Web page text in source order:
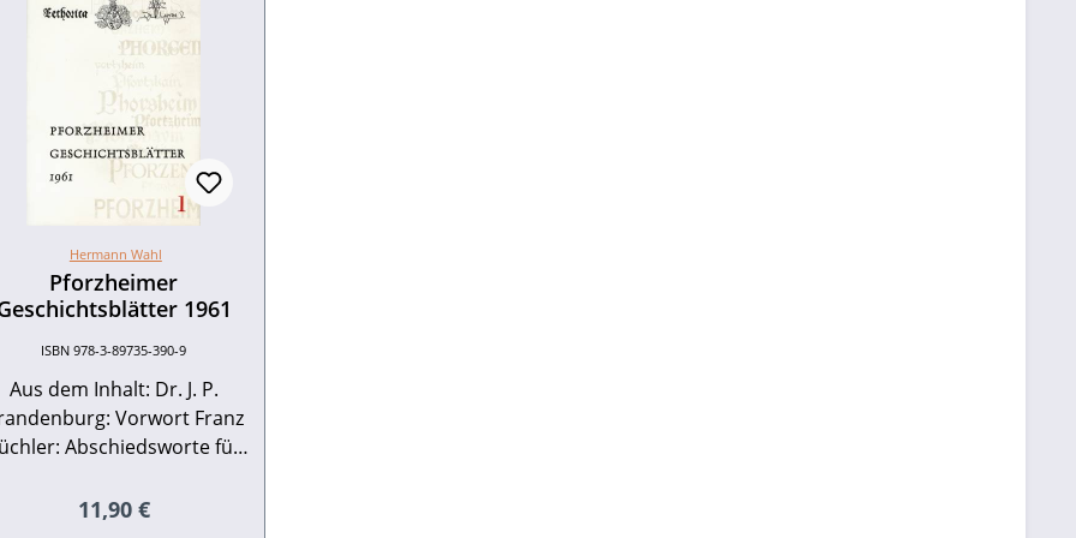
Hermann Wahl
Pforzheimer
1961
ISBN 978-3-89735-390-9
Aus dem Inhalt: Dr. J. P.
Vorwort Franz
Abschiedsworte für
memoriam Alfons Kern
Regulärer Preis:
11,90 €